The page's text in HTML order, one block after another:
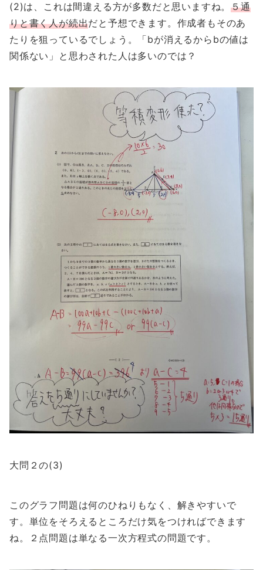
(2)は、これは間違える方が多数だと思いますね。５通
りと書く人が続出だと予想できます。作成者もそのあ
たりを狙っているでしょう。「bが消えるからbの値は
関係ない」と思わされた人は多いのでは？
大問２の(3)
このグラフ問題は何のひねりもなく、解きやすいで
す。単位をそろえるところだけ気をつければできます
ね。２点問題は単なる一次方程式の問題です。